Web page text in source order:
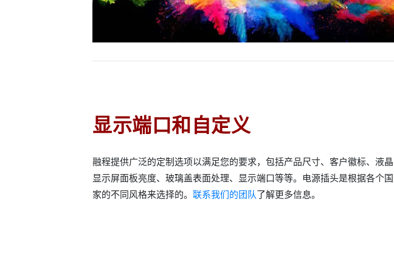
显示端口和自定义
融程提供广泛的定制选项以满足您的要求，包括产品尺寸、客户徽标、液晶
显示屏面板亮度、玻璃盖表面处理、显示端口等等。电源插头是根据各个国
家的不同风格来选择的。 联系我们的团队了解更多信息。